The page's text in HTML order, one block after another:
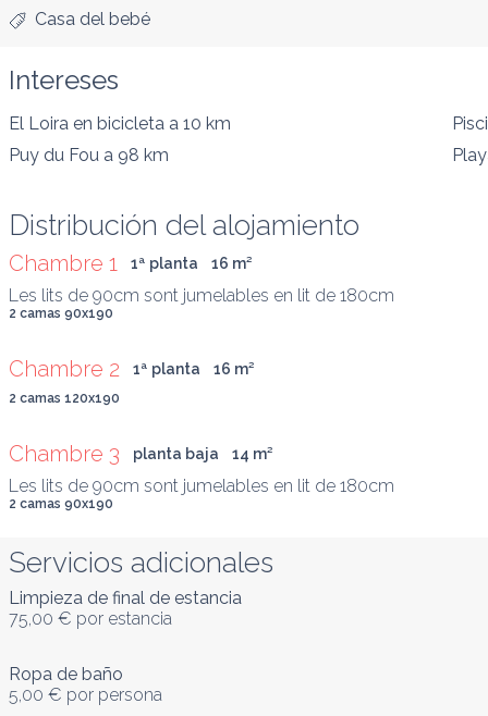
Casa del bebé
Intereses
El Loira en bicicleta a 10 km
Puy du Fou a 98 km
Distribución del alojamiento
Chambre 1 1ª planta 16 m²
Les lits de 90cm sont jumelables en lit de 180cm
2 camas 90x190
Chambre 2 1ª planta 16 m²
2 camas 120x190
Chambre 3 planta baja 14 m²
Les lits de 90cm sont jumelables en lit de 180cm
2 camas 90x190
Servicios adicionales
Limpieza de final de estancia
75,00 € por estancia
Ropa de baño
5,00 € por persona